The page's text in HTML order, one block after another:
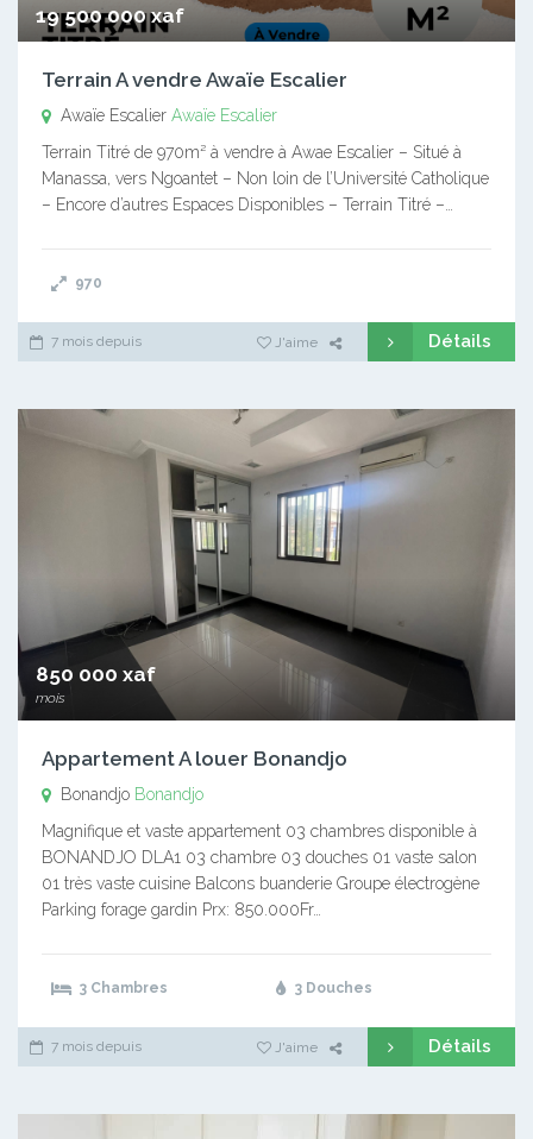
19 500 000 xaf
Terrain A vendre Awaïe Escalier
Awaïe Escalier Awaïe Escalier
Terrain Titré de 970m² à vendre à Awae Escalier – Situé à
Manassa, vers Ngoantet – Non loin de l’Université Catholique
– Encore d’autres Espaces Disponibles – Terrain Titré –…
970
7 mois depuis J'aime Détails
850 000 xaf
mois
Appartement A louer Bonandjo
Bonandjo Bonandjo
Magnifique et vaste appartement 03 chambres disponible à
BONANDJO DLA1 03 chambre 03 douches 01 vaste salon
01 très vaste cuisine Balcons buanderie Groupe électrogène
Parking forage gardin Prx: 850.000Fr…
3 Chambres 3 Douches
7 mois depuis J'aime Détails